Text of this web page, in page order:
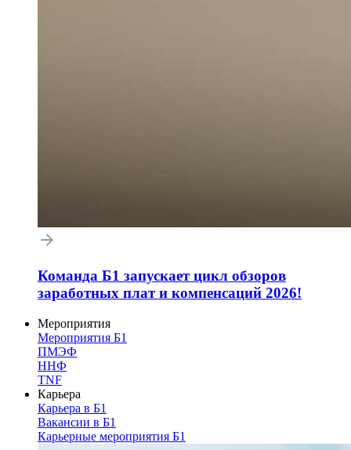
Команда Б1 запускает цикл обзоров
заработных плат и компенсаций 2026!
Мероприятия
Мероприятия Б1
ПМЭФ
ННФ
TNF
Карьера
Карьера в Б1
Вакансии в Б1
Карьерные мероприятия Б1